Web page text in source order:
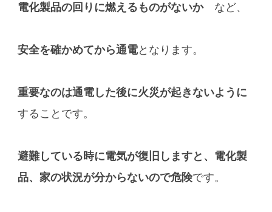
電化製品の回りに燃えるものがないかなど、
安全を確かめてから通電となります。
重要なのは通電した後に火災が起きないように
することです。
避難している時に電気が復旧しますと、電化製
品、家の状況が分からないので危険です。